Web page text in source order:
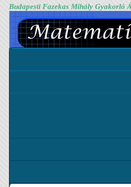
Budapesti Fazekas Mihály Gyakorló